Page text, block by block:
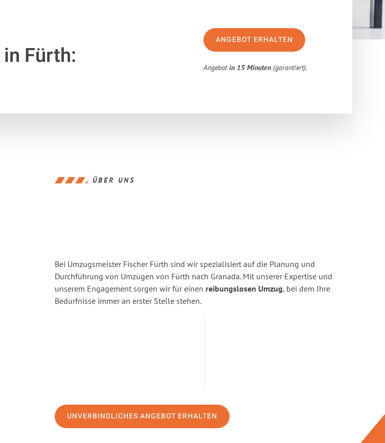
in Fürth:
ANGEBOT ERHALTEN
Angebotin 15 Minuten (garantiert).
ÜBER UNS
Bei Umzugsmeister Fischer Fürth sind wir spezialisiert auf die Planung und
Durchführung von Umzügen von Fürth nach Granada. Mit unserer Expertise und
unserem Engagement sorgen wir für einen reibungslosen Umzug, bei dem Ihre
Bedürfnisse immer an erster Stelle stehen.
UNVERBINDLICHES ANGEBOT ERHALTEN